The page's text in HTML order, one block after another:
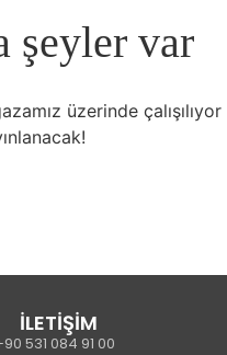
şeyler var
üzerinde çalışılıyor
İLETİŞİM
531 084 91 00